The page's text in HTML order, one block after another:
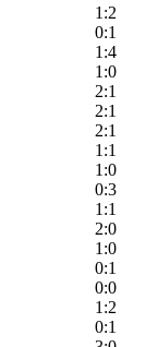
1:2
0:1
1:4
1:0
2:1
2:1
2:1
1:1
1:0
0:3
1:1
2:0
1:0
0:1
0:0
1:2
0:1